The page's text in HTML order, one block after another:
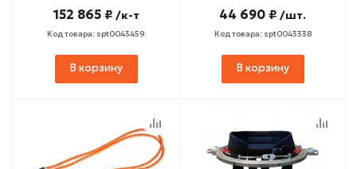
152 865 ₽ /к-т
Код товара: spt0043459
В корзину
44 690 ₽ /шт.
Код товара: spt0043338
В корзину